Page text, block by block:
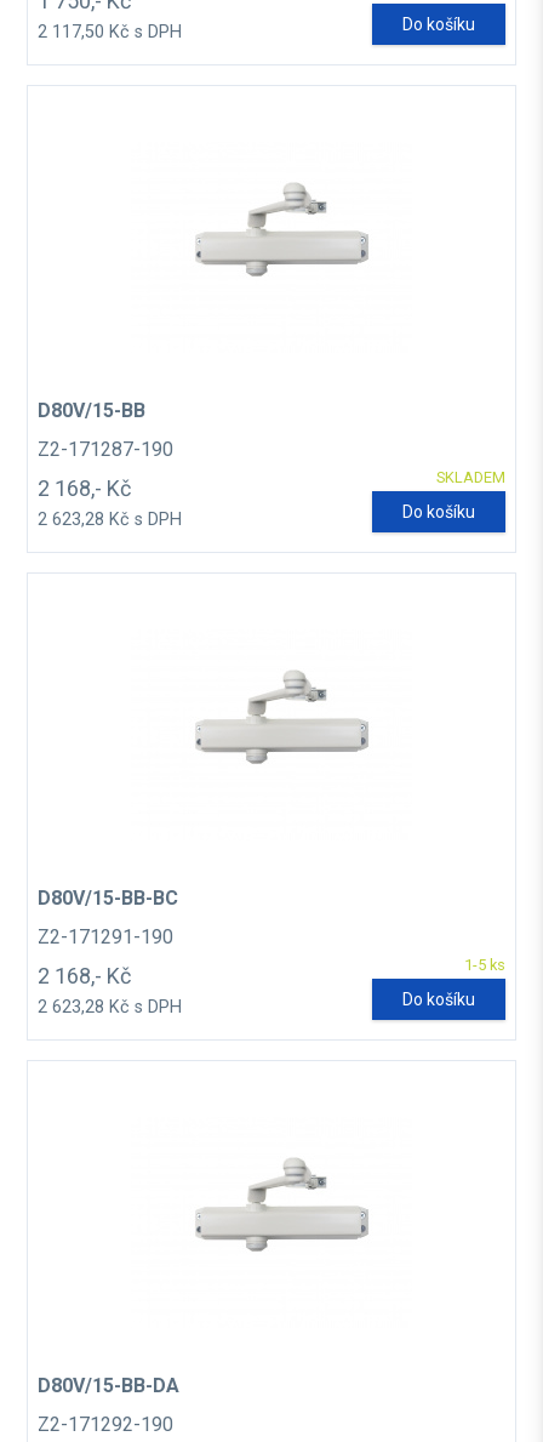
2 117,50 Kč s DPH Do košíku
D80V/15-BB
Z2-171287-190
SKLADEM
2 168,- Kč
2 623,28 Kč s DPH Do košíku
D80V/15-BB-BC
Z2-171291-190
1-5 ks
2 168,- Kč
2 623,28 Kč s DPH Do košíku
D80V/15-BB-DA
Z2-171292-190